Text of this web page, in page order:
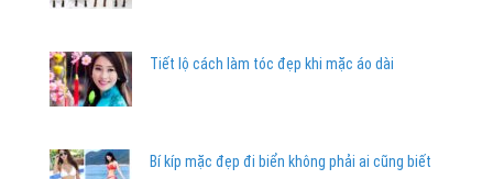
Tiết lộ cách làm tóc đẹp khi mặc áo dài
Bí kíp mặc đẹp đi biển không phải ai cũng biết